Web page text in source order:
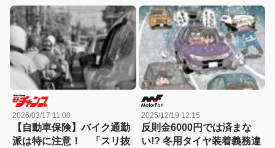
いと損する！カーライフの
新常識総まとめ
んとまわりを見て歩け！～
【MFクルマなんでもラウ
ンジ】No.25 「歩行者保
護」について考える
2026/03/17 11:00
【自動車保険】バイク通勤
派は特に注意！ 「スリ抜
2025/12/19 12:15
反則金6000円では済まな
い!? 冬用タイヤ装着義務違